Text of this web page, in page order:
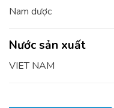
Nam dược
Nước sản xuất
VIET NAM